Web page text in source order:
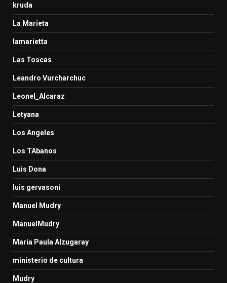
kruda
La Marieta
lamarietta
Las Toscas
Leandro Vurcharchuc
Leonel_Alcaraz
Letyana
Los Angeles
Los TAbanos
Luis Dona
luis gervasoni
Manuel Mudry
ManuelMudry
Maria Paula Alzugaray
ministerio de cultura
Mudry